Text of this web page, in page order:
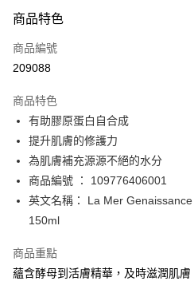
信用卡
Apple Pay
PayMe
WeChat Pay
BoC Pay
送貨方式
每筆HK$65.00，滿HK$300.00或以
商品特色
商品編號
209088
商品特色
有助膠原蛋白自合成
提升肌膚的修護力
為肌膚補充源源不絕的水分
商品編號 ： 109776406001
英文名稱： La Mer
150ml
商品重點
蘊含酵母到活膚精華，及時滋潤肌